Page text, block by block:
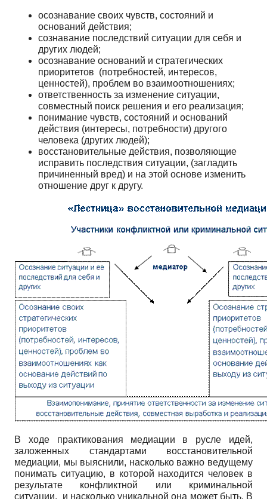
осознавание своих чувств, состояний и
оснований действия;
сознавание последствий ситуации для себя и
других людей;
осознавание оснований и стратегических
приоритетов (потребностей, интересов,
ценностей), проблем во взаимоотношениях;
ответственность за изменение ситуации,
совместный поиск решения и его реализация;
понимание чувств, состояний и оснований
действия (интересы, потребности) другого
человека (других людей);
восстановительные действия, позволяющие
исправить последствия ситуации, (загладить
причиненный вред) и на этой основе изменить
отношение друг к другу.
В ходе практикования медиации в русле идей,
заложенных стандартами восстановительной
медиации, мы выяснили, насколько важно ведущему
понимать ситуацию, в которой находится человек в
результате конфликтной или криминальной
ситуации, и насколько уникальной она может быть. В